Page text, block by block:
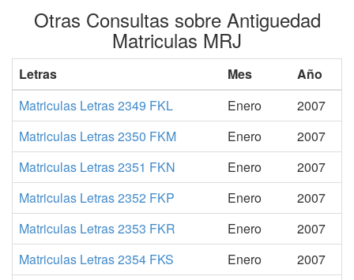
Otras Consultas sobre Antiguedad
Matriculas MRJ
Letras Mes
Año
Matriculas Letras 2349 FKL
Enero
2007
Matriculas Letras 2350 FKM
Enero
2007
Matriculas Letras 2351 FKN
Enero
2007
Matriculas Letras 2352 FKP
Enero
2007
Matriculas Letras 2353 FKR
Enero
2007
Matriculas Letras 2354 FKS
Enero
2007